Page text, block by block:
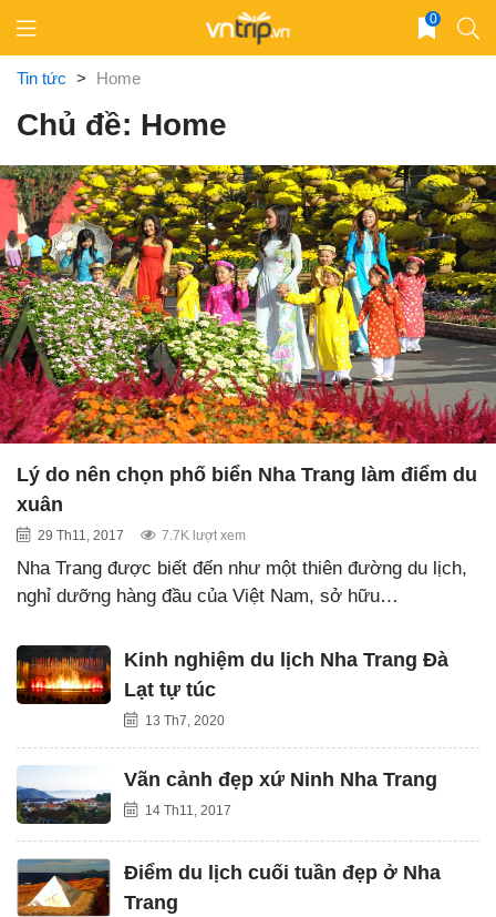
content
0
Tin tức > Home
Chủ đề: Home
Lý do nên chọn phố biển Nha Trang làm điểm du
xuân
29 Th11, 2017 7.7K lượt xem
Nha Trang được biết đến như một thiên đường du lịch,
nghỉ dưỡng hàng đầu của Việt Nam, sở hữu…
Kinh nghiệm du lịch Nha Trang Đà
Lạt tự túc
13 Th7, 2020
Vãn cảnh đẹp xứ Ninh Nha Trang
14 Th11, 2017
Điểm du lịch cuối tuần đẹp ở Nha
Trang